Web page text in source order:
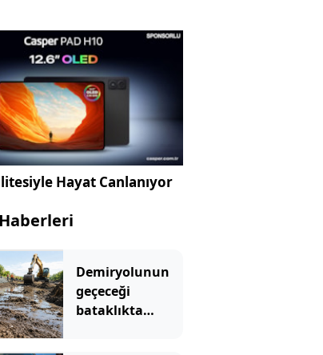
Hayat Canlanıyor
Demiryolunun
geçeceği
bataklıkta